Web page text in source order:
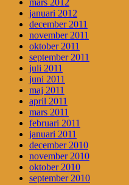
mars 2012
januari 2012
december 2011
november 2011
oktober 2011
september 2011
juli 2011
juni 2011
maj 2011
april 2011
mars 2011
februari 2011
januari 2011
december 2010
november 2010
oktober 2010
september 2010